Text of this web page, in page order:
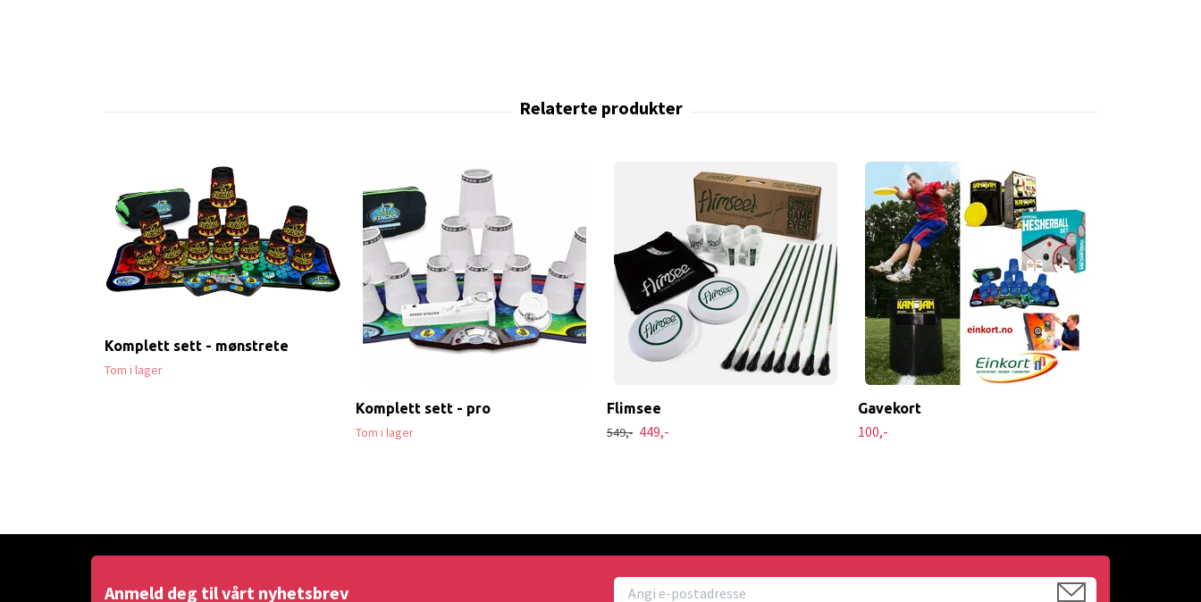
Komplett sett - mønstrete
Tom i lager
Komplett sett - pro
Tom i lager
Flimsee
549,- 449,-
Gavekort
100,-
Anmeld deg til vårt nyhetsbrev